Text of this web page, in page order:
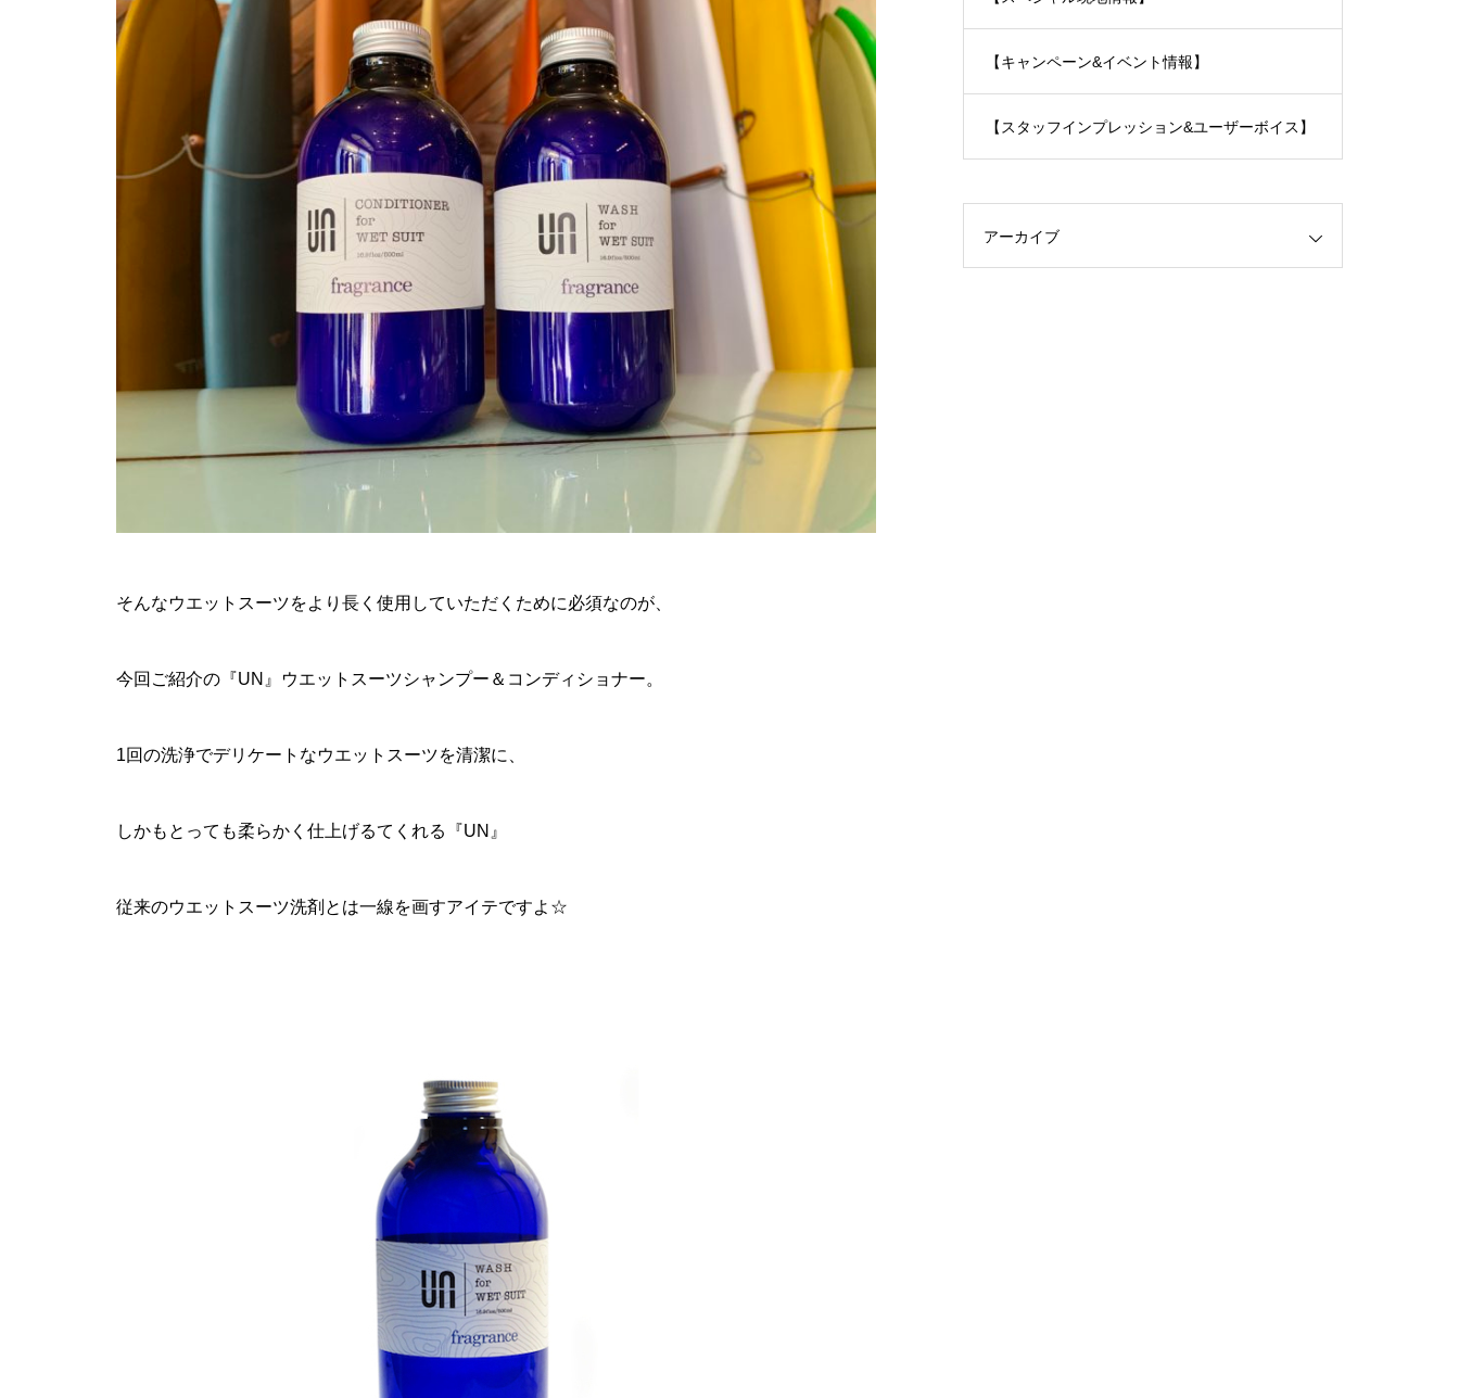
そんなウエットスーツをより長く使用していただくために必須なのが、
今回ご紹介の『UN』ウエットスーツシャンプー＆コンディショナー。
1回の洗浄でデリケートなウエットスーツを清潔に、
しかもとっても柔らかく仕上げるてくれる『UN』
従来のウエットスーツ洗剤とは一線を画すアイテですよ☆
【キャンペーン&イベント情報】
【スタッフインプレッション&ユーザーボイス】
アーカイブ